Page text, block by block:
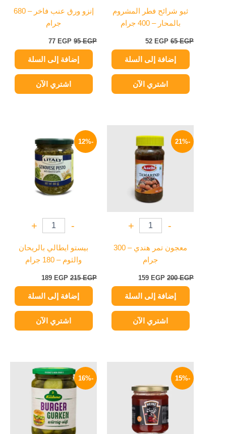
ثيو شرائح فطر المشروم
بالمحار – 400 جرام
65EGP
52 EGP
إضافة إلى السلة
اشتري الآن
إنزو ورق عنب فاخر – 680
جرام
95EGP
77 EGP
إضافة إلى السلة
اشتري الآن
-21%
-
+
معجون تمر هندي – 300
جرام
200EGP
الأصلي
هو:
200 EGP.
159 EGP
الحالي
هو:
159 EGP.
إضافة إلى السلة
اشتري الآن
-12%
-
+
بيستو ايطالي بالريحان
والثوم – 180 جرام
215EGP
الأصلي
هو:
215 EGP.
189 EGP
الحالي
هو:
189 EGP.
إضافة إلى السلة
اشتري الآن
-15%
40 EGP.
34 EGP.
-16%
السعر
الأصلي
هو:
250 EGP.
الحالي
هو: